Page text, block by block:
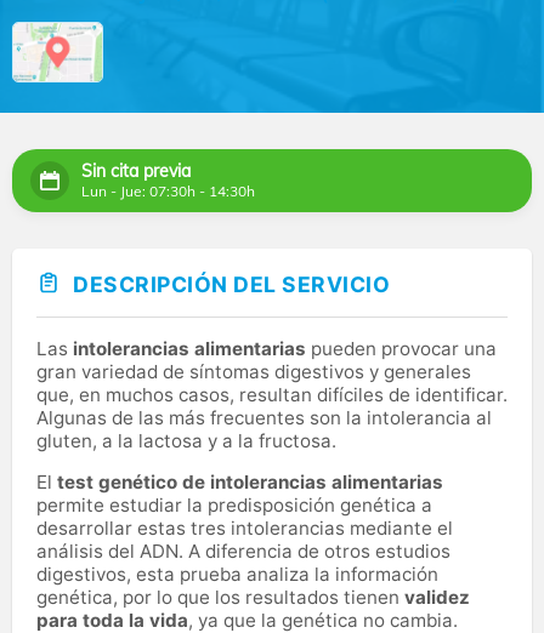
Sin cita previa
Lun - Jue: 07:30h - 14:30h
DESCRIPCIÓN DEL SERVICIO
Las intolerancias alimentarias pueden provocar una
gran variedad de síntomas digestivos y generales
que, en muchos casos, resultan difíciles de identificar.
Algunas de las más frecuentes son la intolerancia al
gluten, a la lactosa y a la fructosa.
El test genético de intolerancias alimentarias
permite estudiar la predisposición genética a
desarrollar estas tres intolerancias mediante el
análisis del ADN. A diferencia de otros estudios
digestivos, esta prueba analiza la información
genética, por lo que los resultados tienen validez
para toda la vida, ya que la genética no cambia.